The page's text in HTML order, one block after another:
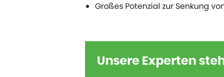
Großes Potenzial zur Senkung
Unsere Experten